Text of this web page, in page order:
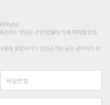
손하는 댓글은 관련 법률에 의해 제재를 받을
용에 포함되거나 인신공격성 글은 관리자의 판